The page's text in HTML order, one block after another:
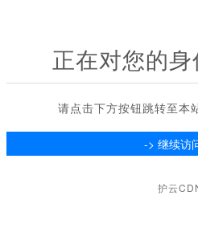
正在对您的
请点击下方按钮跳转至本
护云